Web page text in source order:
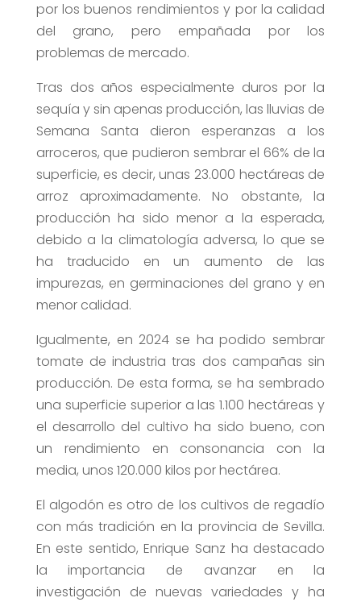
por los buenos rendimientos y por la calidad
del grano, pero empañada por los
problemas de mercado.
Tras dos años especialmente duros por la
sequía y sin apenas producción, las lluvias de
Semana Santa dieron esperanzas a los
arroceros, que pudieron sembrar el 66% de la
superficie, es decir, unas 23.000 hectáreas de
arroz aproximadamente. No obstante, la
producción ha sido menor a la esperada,
debido a la climatología adversa, lo que se
ha traducido en un aumento de las
impurezas, en germinaciones del grano y en
menor calidad.
Igualmente, en 2024 se ha podido sembrar
tomate de industria tras dos campañas sin
producción. De esta forma, se ha sembrado
una superficie superior a las 1.100 hectáreas y
el desarrollo del cultivo ha sido bueno, con
un rendimiento en consonancia con la
media, unos 120.000 kilos por hectárea.
El algodón es otro de los cultivos de regadío
con más tradición en la provincia de Sevilla.
En este sentido, Enrique Sanz ha destacado
la importancia de avanzar en la
investigación de nuevas variedades y ha